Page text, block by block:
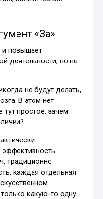
«За»
и повышает
деятельности, но не
не будут делать,
В этом нет
простое: зачем
эффективность
традиционно
каждая отдельная
только какую-то одну